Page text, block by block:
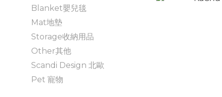
Blanket嬰兒毯
Mat地墊
Storage收納用品
Other其他
Scandi Design 北歐
Pet 寵物